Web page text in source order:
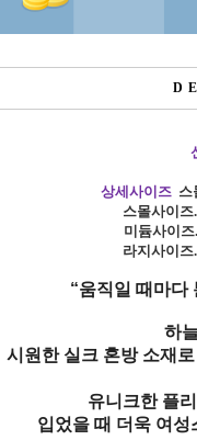
상세사이즈 스
스몰사이즈
미듐사이즈
라지사이즈
“움직일 때마다
하
시원한 실크 혼방 소재
유니크한 플
입었을 때 더욱 여